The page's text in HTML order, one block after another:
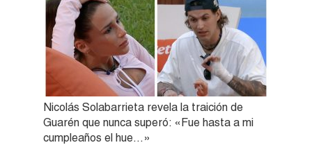
Nicolás Solabarrieta revela la traición de
Guarén que nunca superó: «Fue hasta a mi
cumpleaños el hue…»